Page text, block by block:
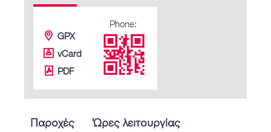
GPX
vCard
PDF
Phone:
Παροχές Ώρες λειτουργίας